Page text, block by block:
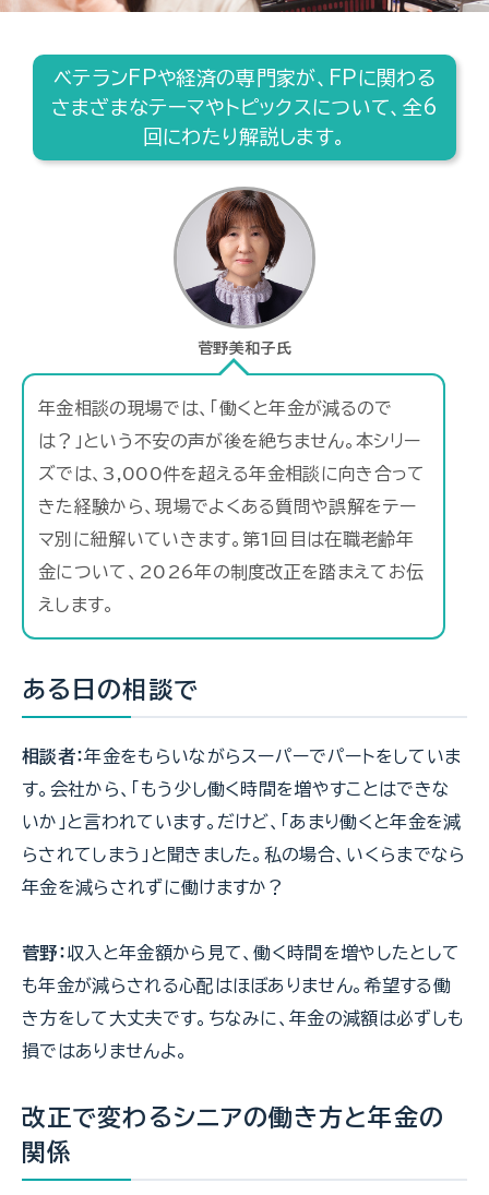
ベテランFPや経済の専門家が、FPに関わる
さまざまなテーマやトピックスについて、全6
回にわたり解説します。
菅野美和子氏
年金相談の現場では、「働くと年金が減るので
は？」という不安の声が後を絶ちません。本シリー
ズでは、3,000件を超える年金相談に向き合って
きた経験から、現場でよくある質問や誤解をテー
マ別に紐解いていきます。第1回目は在職老齢年
金について、2026年の制度改正を踏まえてお伝
えします。
ある日の相談で
相談者：年金をもらいながらスーパーでパートをしていま
す。会社から、「もう少し働く時間を増やすことはできな
いか」と言われています。だけど、「あまり働くと年金を減
らされてしまう」と聞きました。私の場合、いくらまでなら
年金を減らされずに働けますか？
菅野：収入と年金額から見て、働く時間を増やしたとして
も年金が減らされる心配はほぼありません。希望する働
き方をして大丈夫です。ちなみに、年金の減額は必ずしも
損ではありませんよ。
改正で変わるシニアの働き方と年金の
関係